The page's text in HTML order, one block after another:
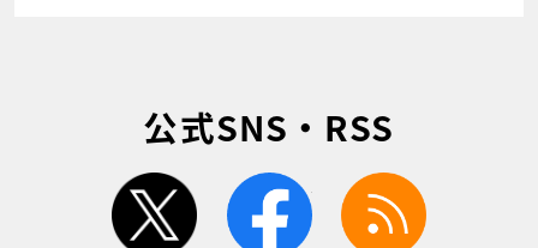
公式SNS・RSS
twitter facebook